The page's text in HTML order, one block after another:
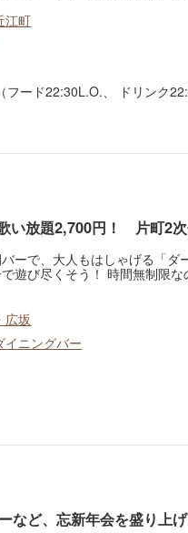
江町
フード22:30L.O.、 ドリンク
い放題2,700円！ 片町2次
ーで、大人もはしゃげる「
遊び尽くそう！ 時間無制限
広坂
イニングバー
など、忘新年会を盛り